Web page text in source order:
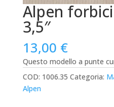
Alpen
3,5″
13,00 €
Questo modello a punte
COD: 1006.35 Categoria:
Alpen